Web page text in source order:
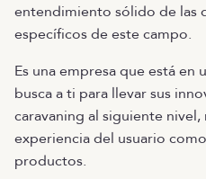
entendimiento sólido de las
específicos de este campo.
Es una empresa que está en
busca a ti para llevar sus
caravaning al siguiente
experiencia del usuario
productos.